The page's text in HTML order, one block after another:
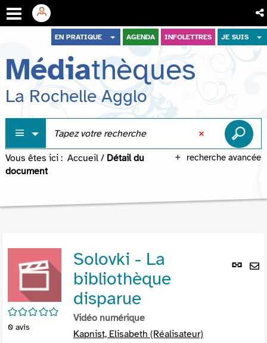
menu
contenu
recherche
EN PRATIQUE AGENDA INFOLETTRES JE SUIS
Médiathèques
La Rochelle Agglo
recherche avancée
Vous êtes ici : Accueil / Détail du
document
Lien
/5
0 avis
Solovki - La
bibliothèque
disparue
Vidéo numérique
Kapnist, Elisabeth (Réalisateur)